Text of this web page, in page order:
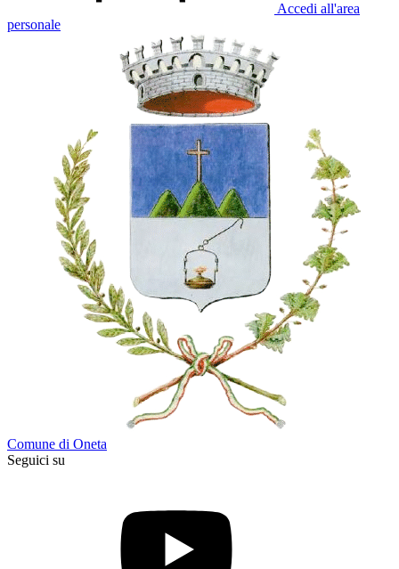
Accedi all'area
personale
Comune di Oneta
Seguici su